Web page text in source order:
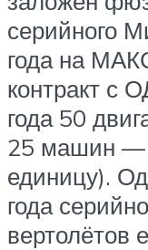
серийного
года на
контракт с
года 50
25 машин —
единицу).
года
вертолётов